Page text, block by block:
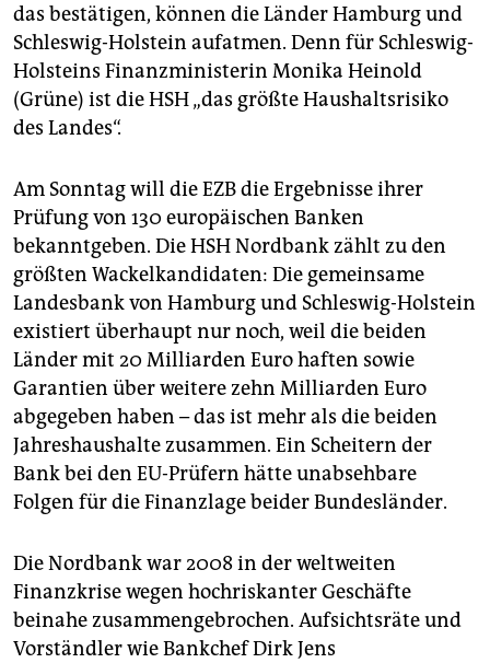
epaper login
das bestätigen, können die Länder Hamburg und
Schleswig-Holstein aufatmen. Denn für Schleswig-
Holsteins Finanzministerin Monika Heinold
(Grüne) ist die HSH „das größte Haushaltsrisiko
des Landes“.
Am Sonntag will die EZB die Ergebnisse ihrer
Prüfung von 130 europäischen Banken
bekanntgeben. Die HSH Nordbank zählt zu den
größten Wackelkandidaten: Die gemeinsame
Landesbank von Hamburg und Schleswig-Holstein
existiert überhaupt nur noch, weil die beiden
Länder mit 20 Milliarden Euro haften sowie
Garantien über weitere zehn Milliarden Euro
abgegeben haben – das ist mehr als die beiden
Jahreshaushalte zusammen. Ein Scheitern der
Bank bei den EU-Prüfern hätte unabsehbare
Folgen für die Finanzlage beider Bundesländer.
Die Nordbank war 2008 in der weltweiten
Finanzkrise wegen hochriskanter Geschäfte
beinahe zusammengebrochen. Aufsichtsräte und
Vorständler wie Bankchef Dirk Jens